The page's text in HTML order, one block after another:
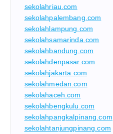
sekolahriau.com
sekolahpalembang.com
sekolahlampung.com
sekolahsamarinda.com
sekolahbandung.com
sekolahdenpasar.com
sekolahjakarta.com
sekolahmedan.com
sekolahaceh.com
sekolahbengkulu.com
sekolahpangkalpinang.com
sekolahtanjungpinang.com